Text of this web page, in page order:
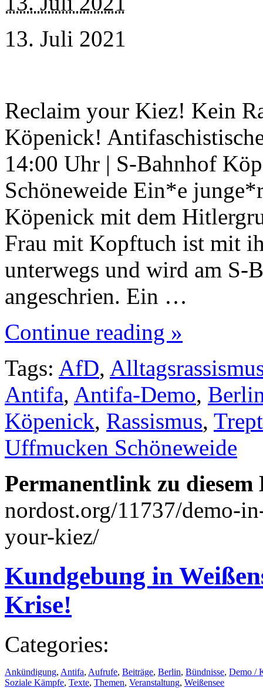
13. Juli 2021
Reclaim your Kiez! Kein
Köpenick!
14:00 Uhr | S-Bahnhof
Schöneweide Ein*e
Köpenick mit dem
Frau mit Kopftuch ist mit
unterwegs und wird am S-
angeschrien. Ein …
Continue reading »
Tags: AfD,
Antifa, Antifa-Demo,
Köpenick, Rassismus,
Uffmucken Schöneweide
Permanentlink zu
nordost.org/11737/demo-
your-kiez/
Kundgebung in
Krise!
Categories:
Ankündigung, Antifa, Aufrufe, Beiträge, Berlin, Bündnisse, Demo /
Soziale Kämpfe, Texte, Themen, Veranstaltung, Weißensee